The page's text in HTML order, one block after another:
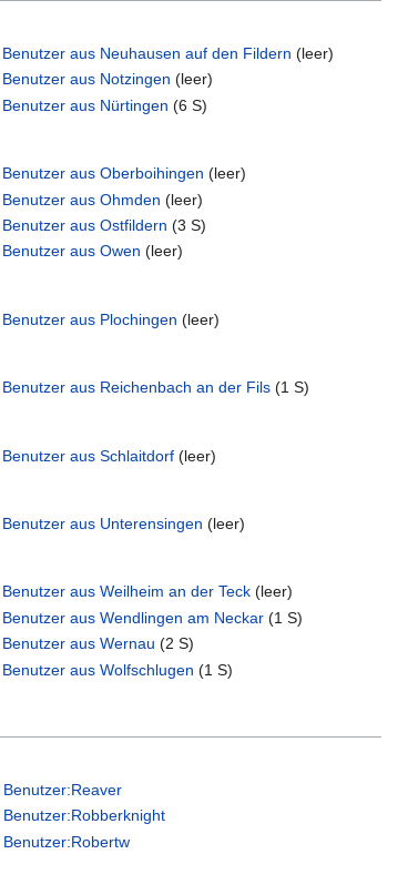
Benutzer aus Neuhausen auf den Fildern (leer)
Benutzer aus Notzingen (leer)
Benutzer aus Nürtingen (6 S)
Benutzer aus Oberboihingen (leer)
Benutzer aus Ohmden (leer)
Benutzer aus Ostfildern (3 S)
Benutzer aus Owen (leer)
Benutzer aus Plochingen (leer)
Benutzer aus Reichenbach an der Fils‎ (1 S)
Benutzer aus Schlaitdorf‎ (leer)
Benutzer aus Unterensingen (leer)
Benutzer aus Weilheim an der Teck‎ (leer)
Benutzer aus Wendlingen am Neckar‎ (1 S)
Benutzer aus Wernau (2 S)
Benutzer aus Wolfschlugen (1 S)
Benutzer:Reaver
Benutzer:Robberknight
Benutzer:Robertw